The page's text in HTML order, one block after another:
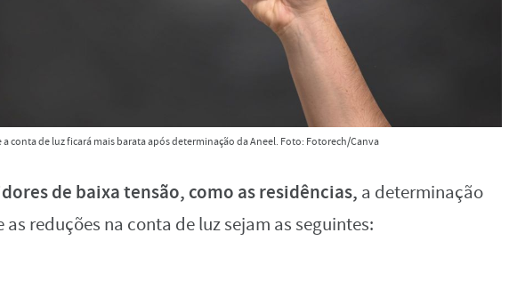
a conta de luz ficará mais barata após determinação da Aneel. Foto: Fotorech/Canva
de baixa tensão, como as residências, a determinação
as reduções na conta de luz sejam as seguintes: